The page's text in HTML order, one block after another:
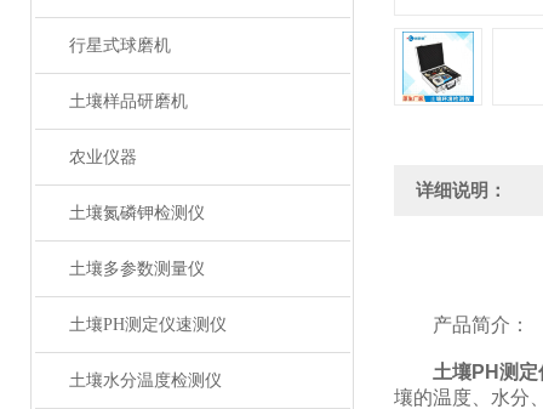
行星式球磨机
土壤样品研磨机
农业仪器
土壤氮磷钾检测仪
土壤多参数测量仪
土壤PH测定仪速测仪
土壤水分温度检测仪
详细说明：
产品简介：
土壤PH测
壤的温度、水分